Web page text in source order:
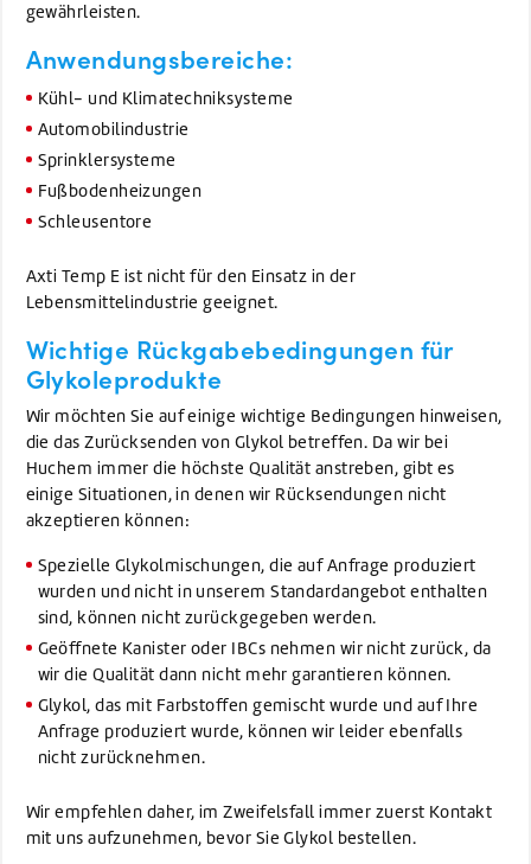
gewährleisten.
Anwendungsbereiche:
Kühl- und Klimatechniksysteme
Automobilindustrie
Sprinklersysteme
Fußbodenheizungen
Schleusentore
Axti Temp E ist nicht für den Einsatz in der
Lebensmittelindustrie geeignet.
Wichtige Rückgabebedingungen für
Glykoleprodukte
Wir möchten Sie auf einige wichtige Bedingungen hinweisen,
die das Zurücksenden von Glykol betreffen. Da wir bei
Huchem immer die höchste Qualität anstreben, gibt es
einige Situationen, in denen wir Rücksendungen nicht
akzeptieren können:
Spezielle Glykolmischungen, die auf Anfrage produziert
wurden und nicht in unserem Standardangebot enthalten
sind, können nicht zurückgegeben werden.
Geöffnete Kanister oder IBCs nehmen wir nicht zurück, da
wir die Qualität dann nicht mehr garantieren können.
Glykol, das mit Farbstoffen gemischt wurde und auf Ihre
Anfrage produziert wurde, können wir leider ebenfalls
nicht zurücknehmen.
Wir empfehlen daher, im Zweifelsfall immer zuerst Kontakt
mit uns aufzunehmen, bevor Sie Glykol bestellen.